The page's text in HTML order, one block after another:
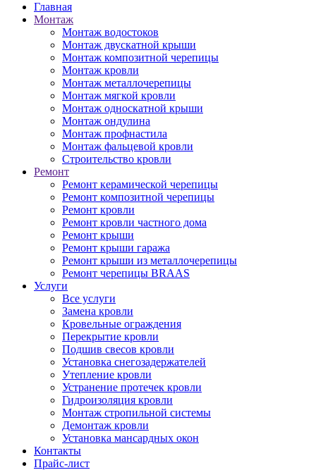
Главная
Монтаж
Монтаж водостоков
Монтаж двускатной крыши
Монтаж композитной черепицы
Монтаж кровли
Монтаж металлочерепицы
Монтаж мягкой кровли
Монтаж односкатной крыши
Монтаж ондулина
Монтаж профнастила
Монтаж фальцевой кровли
Строительство кровли
Ремонт
Ремонт керамической черепицы
Ремонт композитной черепицы
Ремонт кровли
Ремонт кровли частного дома
Ремонт крыши
Ремонт крыши гаража
Ремонт крыши из металлочерепицы
Ремонт черепицы BRAAS
Услуги
Все услуги
Замена кровли
Кровельные ограждения
Перекрытие кровли
Подшив свесов кровли
Установка снегозадержателей
Утепление кровли
Устранение протечек кровли
Гидроизоляция кровли
Монтаж стропильной системы
Демонтаж кровли
Установка мансардных окон
Контакты
Прайс-лист